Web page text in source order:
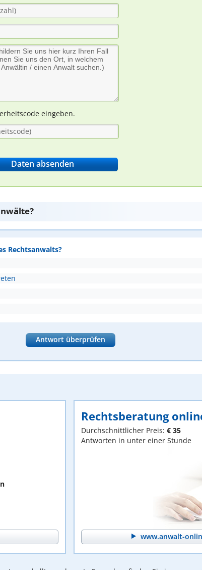
eingeben.
Rechtsanwalts?
Antwort überprüfen
Rechtsberatung
Durchschnittlicher Preis: € 35
Antworten in unter einer Stunde
www.anwalt-